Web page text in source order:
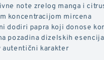
note zrelog manga i
koncentracijom mircena
dodiri papra koji donose
pozadina dizelskih
autentični karakter